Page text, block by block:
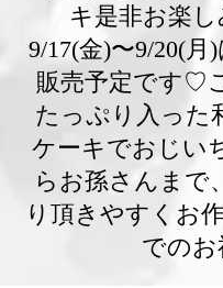
キ是非お楽
9/17(金)〜9/20(
販売予定です♡
たっぷり入った
ケーキでおじい
らお孫さんまで
り頂きやすくお
でのお